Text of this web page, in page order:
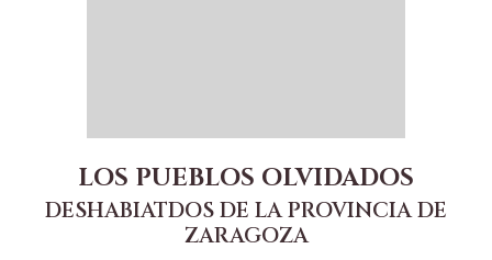
LOS PUEBLOS OLVIDADOS
DESHABIATDOS DE LA PROVINCIA DE
ZARAGOZA